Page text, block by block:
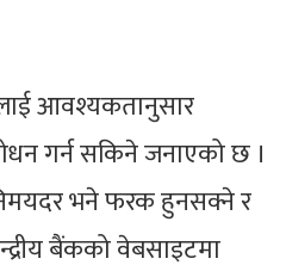
आवश्यकतानुसार
गर्न सकिने जनाएको छ ।
भने फरक हुनसक्ने र
बैंकको वेबसाइटमा